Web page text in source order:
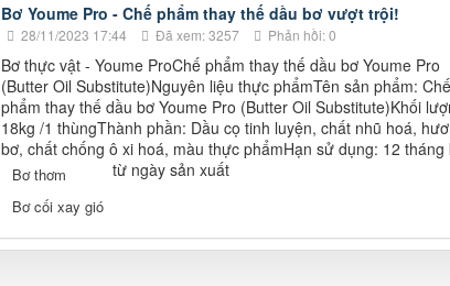
Bơ Youme Pro - Chế phẩm thay thế dầu bơ vượt trội!
28/11/2023 17:44 Đã xem: 3257 Phản hồi: 0
Bơ thực vật - Youme ProChế phẩm thay thế dầu bơ Youme Pro
(Butter Oil Substitute)Nguyên liệu thực phẩmTên sản phẩm: Chế
phẩm thay thế dầu bơ Youme Pro (Butter Oil Substitute)Khối
18kg /1 thùngThành phần: Dầu cọ tinh luyện, chất nhũ hoá,
bơ, chất chống ô xi hoá, màu thực phẩmHạn sử dụng: 12 tháng
từ ngày sản xuất
Bơ thơm
Bơ cối xay gió